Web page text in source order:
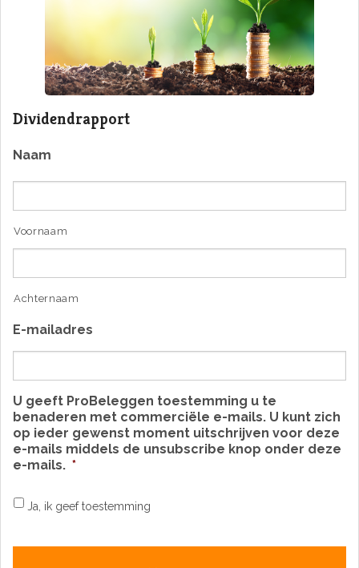
Dividendrapport
Naam
Voornaam
Achternaam
E-mailadres
U geeft ProBeleggen toestemming u te
benaderen met commerciële e-mails. U kunt zich
op ieder gewenst moment uitschrijven voor deze
e-mails middels de unsubscribe knop onder deze
e-mails. *
Ja, ik geef toestemming